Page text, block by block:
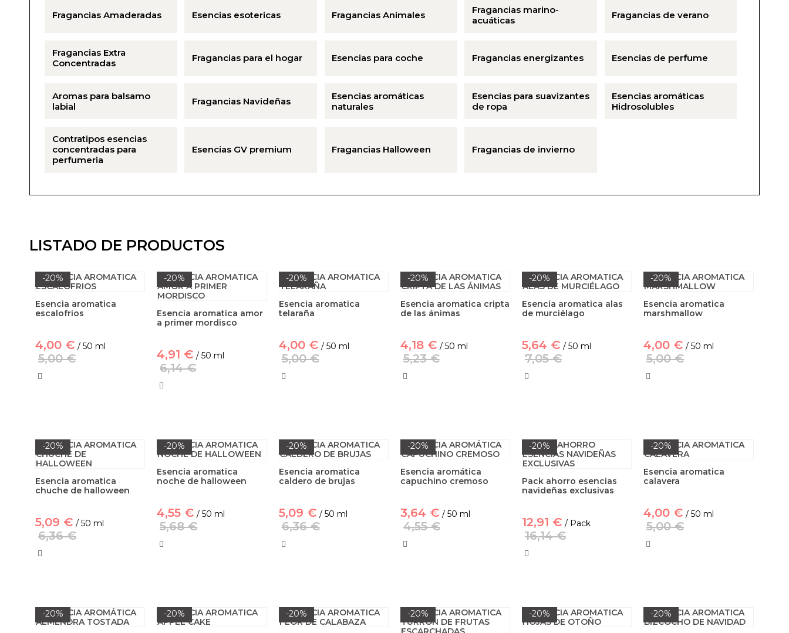
Fragancias Amaderadas Esencias esotericas Fragancias Animales
Fragancias marino-
acuáticas
Fragancias de verano
Fragancias Extra
Concentradas
Fragancias para el hogar Esencias para coche Fragancias energizantes Esencias de perfume
Aromas para balsamo
labial
Fragancias Navideñas
Esencias aromáticas
naturales
Esencias para suavizantes
de ropa
Esencias aromáticas
Hidrosolubles
Contratipos esencias
concentradas para
perfumeria
Esencias GV premium Fragancias Halloween Fragancias de invierno
LISTADO DE PRODUCTOS
-20%
Esencia aromatica
escalofrios
4,00 € / 50 ml
5,00 €
-20%
Esencia aromatica amor
a primer mordisco
4,91 € / 50 ml
6,14 €
-20%
Esencia aromatica
telaraña
4,00 € / 50 ml
5,00 €
-20%
Esencia aromatica cripta
de las ánimas
4,18 € / 50 ml
5,23 €
-20%
Esencia aromatica alas
de murciélago
5,64 € / 50 ml
7,05 €
-20%
Esencia aromatica
marshmallow
4,00 € / 50 ml
5,00 €
-20%
Esencia aromatica
chuche de halloween
5,09 € / 50 ml
6,36 €
-20%
Esencia aromatica
noche de halloween
4,55 € / 50 ml
5,68 €
-20%
Esencia aromatica
caldero de brujas
5,09 € / 50 ml
6,36 €
-20%
Esencia aromática
capuchino cremoso
3,64 € / 50 ml
4,55 €
-20%
Pack ahorro esencias
navideñas exclusivas
12,91 € / Pack
16,14 €
-20%
Esencia aromatica
calavera
4,00 € / 50 ml
5,00 €
-20% -20% -20% -20% -20% -20%